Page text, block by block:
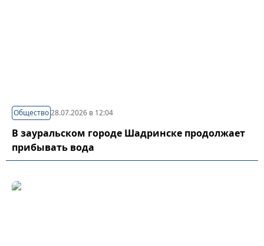
Общество28.07.2026 в 12:04
В зауральском городе Шадринске продолжает
прибывать вода